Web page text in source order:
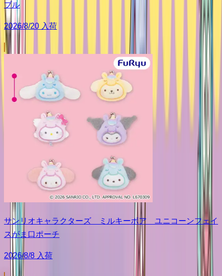
ブル
2026/8/20 入荷
サンリオキャラクターズ ミルキーボア ユニコーンフェイ
スがま口ポーチ
2026/8/8 入荷